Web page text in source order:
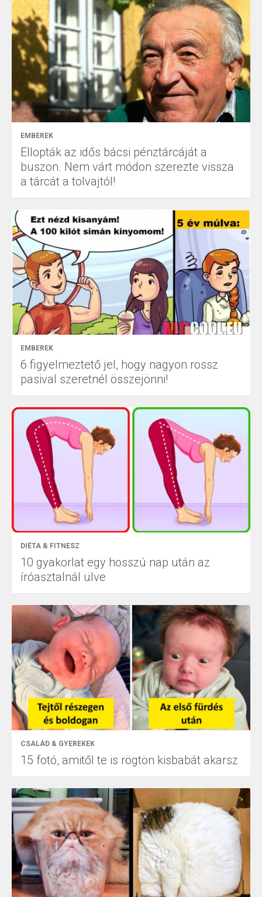
EMBEREK
Ellopták az idős bácsi pénztárcáját a
buszon. Nem várt módon szerezte vissza
a tárcát a tolvajtól!
EMBEREK
6 figyelmeztető jel, hogy nagyon rossz
pasival szeretnél összejönni!
DIÉTA & FITNESZ
10 gyakorlat egy hosszú nap után az
íróasztalnál ülve
CSALÁD & GYEREKEK
15 fotó, amitől te is rögtön kisbabát akarsz